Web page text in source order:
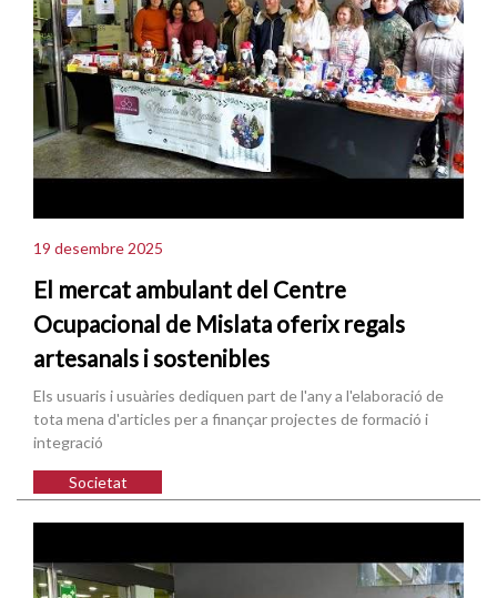
19 desembre 2025
El mercat ambulant del Centre
Ocupacional de Mislata oferix regals
artesanals i sostenibles
Els usuaris i usuàries dediquen part de l'any a l'elaboració de
tota mena d'articles per a finançar projectes de formació i
integració
Societat